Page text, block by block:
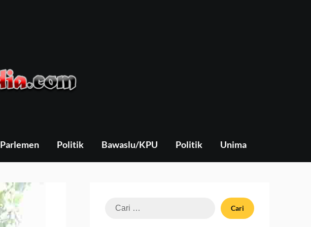
Parlemen Politik Bawaslu/KPU Politik Unima
Cari